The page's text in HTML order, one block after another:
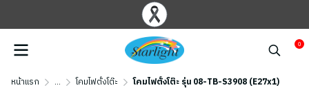
0
หน้าแรก ... โคมไฟตั้งโต๊ะ โคมไฟตั้งโต๊ะ รุ่น 08-TB-S3908 (E27x1)